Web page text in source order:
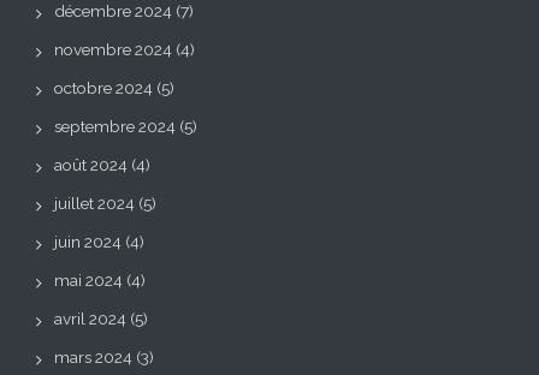
décembre 2024 (7)
novembre 2024 (4)
octobre 2024 (5)
septembre 2024 (5)
août 2024 (4)
juillet 2024 (5)
juin 2024 (4)
mai 2024 (4)
avril 2024 (5)
mars 2024 (3)